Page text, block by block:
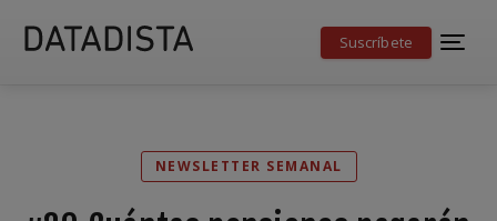
Suscríbete
NEWSLETTER SEMANAL